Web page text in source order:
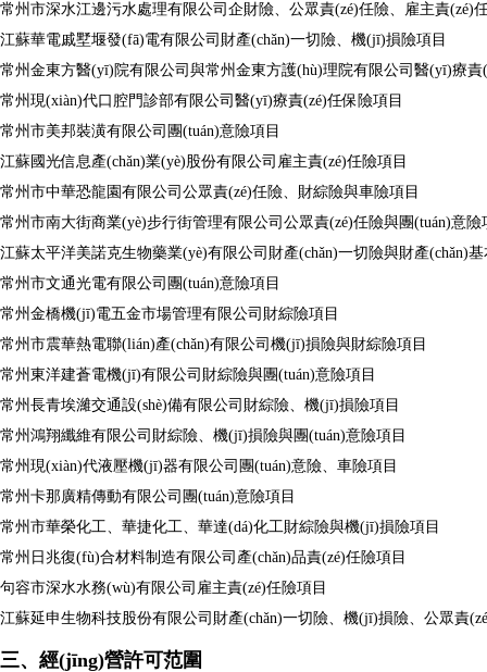
常州市深水江邊污水處理有限公司企財險、公眾責(zé)任險、雇主責(zé)
江蘇華電戚墅堰發(fā)電有限公司財產(chǎn)一切險、機(jī)損險項目
常州金東方醫(yī)院有限公司與常州金東方護(hù)理院有限公司醫(yī)療責
常州現(xiàn)代口腔門診部有限公司醫(yī)療責(zé)任保險項目
常州市美邦裝潢有限公司團(tuán)意險項目
江蘇國光信息產(chǎn)業(yè)股份有限公司雇主責(zé)任險項目
常州市中華恐龍園有限公司公眾責(zé)任險、財綜險與車險項目
常州市南大街商業(yè)步行街管理有限公司公眾責(zé)任險與團(tuán)意險
江蘇太平洋美諾克生物藥業(yè)有限公司財產(chǎn)一切險與財產(chǎn)
常州市文通光電有限公司團(tuán)意險項目
常州金橋機(jī)電五金市場管理有限公司財綜險項目
常州市震華熱電聯(lián)產(chǎn)有限公司機(jī)損險與財綜險項目
常州東洋建蒼電機(jī)有限公司財綜險與團(tuán)意險項目
常州長青埃濰交通設(shè)備有限公司財綜險、機(jī)損險項目
常州鴻翔纖維有限公司財綜險、機(jī)損險與團(tuán)意險項目
常州現(xiàn)代液壓機(jī)器有限公司團(tuán)意險、車險項目
常州卡那廣精傳動有限公司團(tuán)意險項目
常州市華榮化工、華捷化工、華達(dá)化工財綜險與機(jī)損險項目
常州日兆復(fù)合材料制造有限公司產(chǎn)品責(zé)任險項目
句容市深水水務(wù)有限公司雇主責(zé)任險項目
江蘇延申生物科技股份有限公司財產(chǎn)一切險、機(jī)損險、公眾
三、經(jīng)營許可范圍